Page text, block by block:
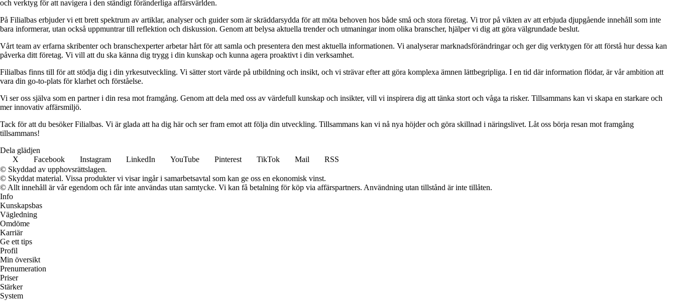
och verktyg för att navigera i den ständigt föränderliga affärsvärlden.
På Filialbas erbjuder vi ett brett spektrum av artiklar, analyser och guider som är skräddarsydda för att möta behoven hos både små och stora företag. Vi tror på vikten av att erbjuda djupgående innehåll som inte
bara informerar, utan också uppmuntrar till reflektion och diskussion. Genom att belysa aktuella trender och utmaningar inom olika branscher, hjälper vi dig att göra välgrundade beslut.
Vårt team av erfarna skribenter och branschexperter arbetar hårt för att samla och presentera den mest aktuella informationen. Vi analyserar marknadsförändringar och ger dig verktygen för att förstå hur dessa kan
påverka ditt företag. Vi vill att du ska känna dig trygg i din kunskap och kunna agera proaktivt i din verksamhet.
Filialbas finns till för att stödja dig i din yrkesutveckling. Vi sätter stort värde på utbildning och insikt, och vi strävar efter att göra komplexa ämnen lättbegripliga. I en tid där information flödar, är vår ambition att
vara din go-to-plats för klarhet och förståelse.
Vi ser oss själva som en partner i din resa mot framgång. Genom att dela med oss av värdefull kunskap och insikter, vill vi inspirera dig att tänka stort och våga ta risker. Tillsammans kan vi skapa en starkare och
mer innovativ affärsmiljö.
Tack för att du besöker Filialbas. Vi är glada att ha dig här och ser fram emot att följa din utveckling. Tillsammans kan vi nå nya höjder och göra skillnad i näringslivet. Låt oss börja resan mot framgång
tillsammans!
Dela glädjen
X
Facebook Instagram LinkedIn YouTube Pinterest TikTok Mail
RSS
© Skyddad av upphovsrättslagen.
© Skyddat material. Vissa produkter vi visar ingår i samarbetsavtal som kan ge oss en ekonomisk vinst.
© Allt innehåll är vår egendom och får inte användas utan samtycke. Vi kan få betalning för köp via affärspartners. Användning utan tillstånd är inte tillåten.
Info
Kunskapsbas
Vägledning
Omdöme
Karriär
Ge ett tips
Profil
Min översikt
Prenumeration
Priser
Stärker
System